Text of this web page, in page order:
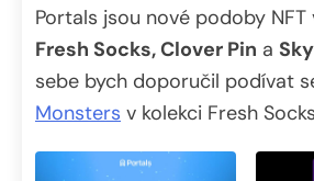
Portals jsou nové podoby NFT
Fresh Socks, Clover Pin a
sebe bych doporučil podívat
Monsters v kolekci Fresh